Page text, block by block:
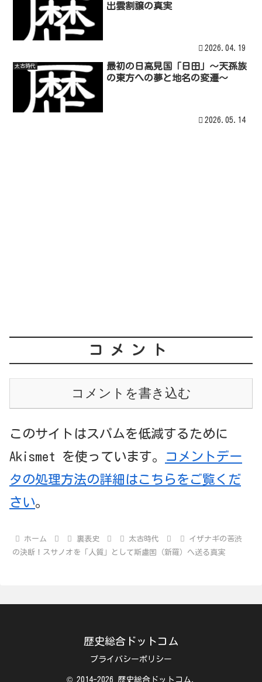
出雲割譲の真実
2026.04.19
太古時代
最初の日高見国「日田」～天孫族
の東方への夢と地名の変遷～
2026.05.14
コメント
コメントを書き込む
このサイトはスパムを低減するために
Akismet を使っています。
コメントデー
タの処理方法の詳細はこちらをご覧くだ
さい。
ホーム 裏表史 太古時代
イザナギの苦渋
の決断！スサノオを「人質」として斯盧国（新羅）へ送る真実
歴史総合ドットコム
プライバシーポリシー
© 2014-2026 歴史総合ドットコム.